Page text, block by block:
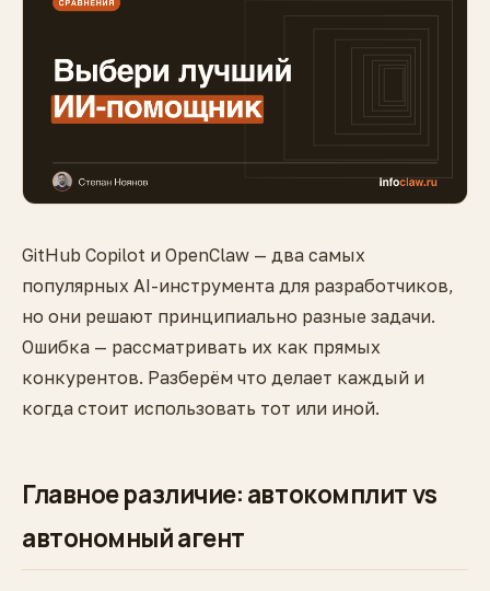
GitHub Copilot и OpenClaw — два самых
популярных AI-инструмента для разработчиков,
но они решают принципиально разные задачи.
Ошибка — рассматривать их как прямых
конкурентов. Разберём что делает каждый и
когда стоит использовать тот или иной.
Главное различие: автокомплит vs
автономный агент